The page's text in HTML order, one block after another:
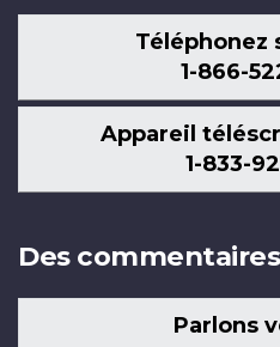
Téléphonez
1-866-
Appareil
1-833-
Des
Parlons